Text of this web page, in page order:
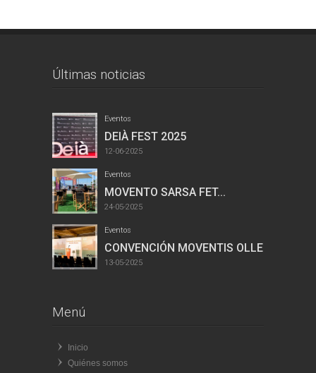
Últimas noticias
Eventos
DEIÀ FEST 2025
12-06-2025
Eventos
MOVENTO SARSA FET...
24-05-2025
Eventos
CONVENCIÓN MOVENTIS OLLER...
13-05-2025
Menú
Inicio
Quiénes somos